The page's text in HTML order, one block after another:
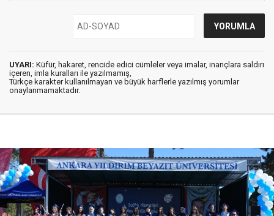
UYARI: Küfür, hakaret, rencide edici cümleler veya imalar, inançlara saldırı
içeren, imla kuralları ile yazılmamış,
Türkçe karakter kullanılmayan ve büyük harflerle yazılmış yorumlar
onaylanmamaktadır.